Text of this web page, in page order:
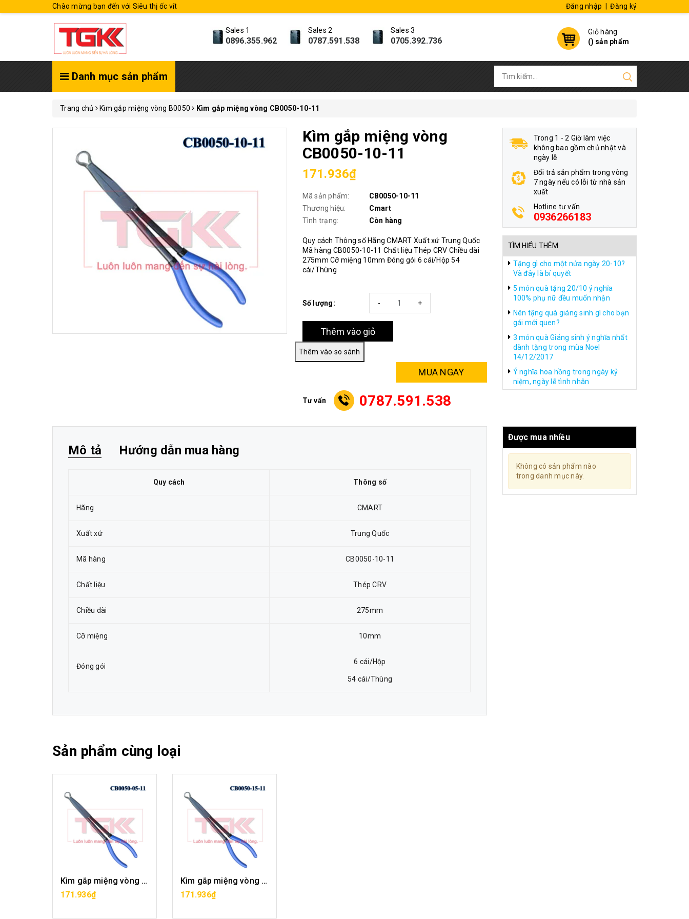
Chào mừng bạn đến với Siêu thị ốc vít Đăng nhập Đăng ký
Sales 1
0896.355.962
Sales 2
0787.591.538
Sales 3
0705.392.736
Giỏ hàng
() sản phẩm
Danh mục sản phẩm
Trang chủ Kìm gắp miệng vòng B0050 Kìm gắp miệng vòng CB0050-10-11
Kìm gắp miệng vòng
CB0050-10-11
171.936₫
Mã sản phẩm:
CB0050-10-11
Thương hiệu:
Cmart
Tình trạng:
Còn hàng
Quy cách Thông số Hãng CMART Xuất xứ Trung Quốc
Mã hàng CB0050-10-11 Chất liệu Thép CRV Chiều dài
275mm Cỡ miệng 10mm Đóng gói 6 cái/Hộp 54
cái/Thùng
Số lượng: +
-
Thêm vào giỏ
MUA NGAY
Tư vấn 0787.591.538
Trong 1 - 2 Giờ làm việc
không bao gồm chủ nhật và
ngày lễ
Đổi trả sản phẩm trong vòng
7 ngày nếu có lỗi từ nhà sản
xuất
Hotline tư vấn
0936266183
TÌM HIỂU THÊM
Tặng gì cho một nửa ngày 20-10?
Và đây là bí quyết
5 món quà tặng 20/10 ý nghĩa
100% phụ nữ đều muốn nhận
Nên tặng quà giáng sinh gì cho bạn
gái mới quen?
3 món quà Giáng sinh ý nghĩa nhất
dành tặng trong mùa Noel
14/12/2017
Ý nghĩa hoa hồng trong ngày kỷ
niệm, ngày lễ tình nhân
Mô tả Hướng dẫn mua hàng
Quy cách Thông số
Hãng CMART
Xuất xứ Trung Quốc
Mã hàng CB0050-10-11
Chất liệu Thép CRV
Chiều dài 275mm
Cỡ miệng 10mm
Đóng gói
6 cái/Hộp
54 cái/Thùng
Được mua nhiều
Không có sản phẩm nào
trong danh mục này.
Sản phẩm cùng loại
Kìm gắp miệng vòng CB0050-05-11
171.936₫
MUA HÀNG
Kìm gắp miệng vòng CB0050-15-11
171.936₫
MUA HÀNG